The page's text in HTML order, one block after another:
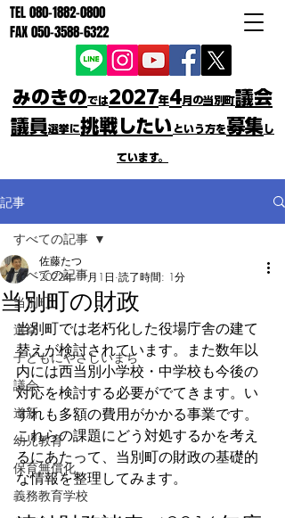
TEL080-1882-0800
FAX050-3588-6322
みのきのでは2027年4月の当別町議会
議員選挙に挑戦したい という方を募集 し
ています。
記事
すべての記事
当別町
選挙
子どもにやさしいまち
議会
道新
幼児教育
保育無償化
義務教育学校
すべての記事
当別町の財政
佐藤たつ
2022年11月1日 読了時間: 1分
当別町では老朽化した役場庁舎の建て
替えが検討されています。また数年以
内には西当別小学校・中学校も今後の
対応を検討する必要がでてきます。い
ずれも多額の費用がかかる事業です。
これらの課題にどう対処するかを考え
るにあたって、当別町の財政の基礎的
な情報を整理してみます。